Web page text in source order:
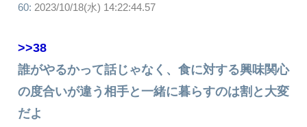
60: 2023/10/18(水) 14:22:44.57
>>38
誰がやるかって話じゃなく、食に対する興味関心
の度合いが違う相手と一緒に暮らすのは割と大変
だよ